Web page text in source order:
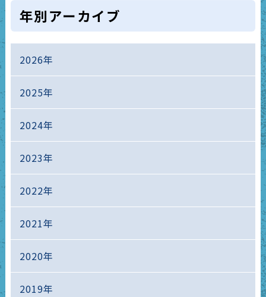
年別アーカイブ
2026年
2025年
2024年
2023年
2022年
2021年
2020年
2019年